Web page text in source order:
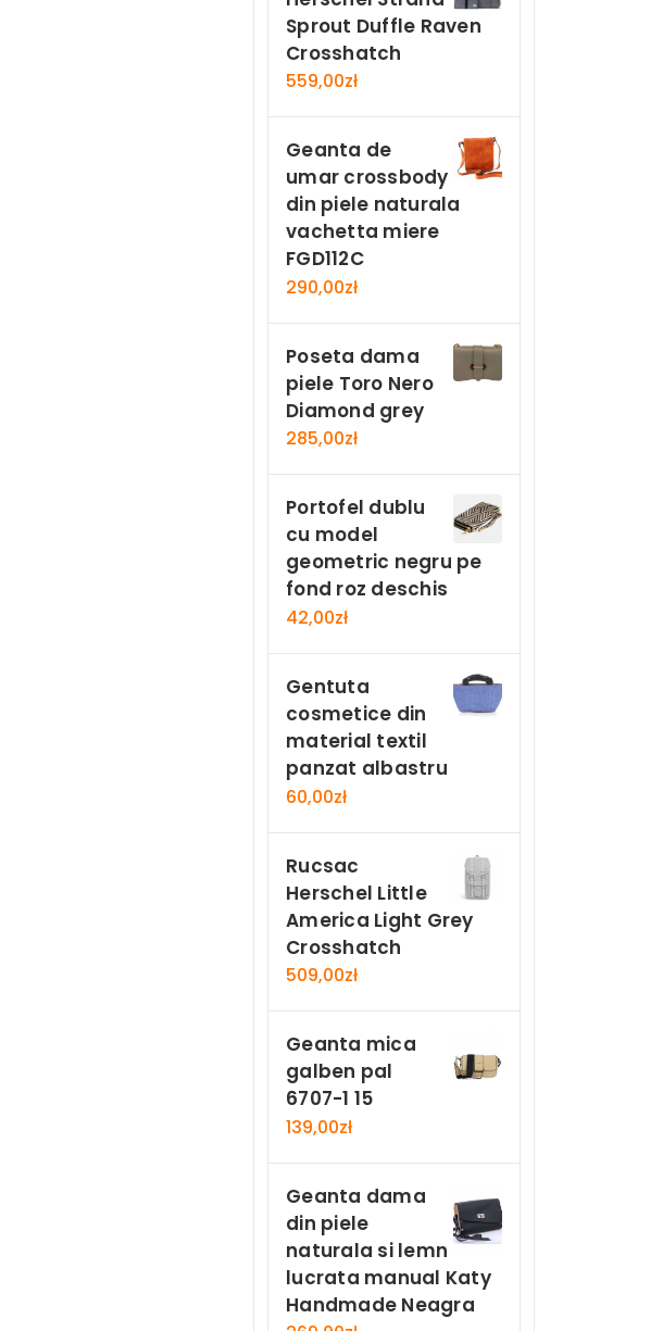
Sprout Duffle Raven
Crosshatch
559,00zł
Geanta de
umar crossbody
din piele naturala
vachetta miere
FGD112C
290,00zł
Poseta dama
piele Toro Nero
Diamond grey
285,00zł
Portofel dublu
cu model
geometric negru pe
fond roz deschis
42,00zł
Gentuta
cosmetice din
material textil
panzat albastru
60,00zł
Rucsac
Herschel Little
America Light Grey
Crosshatch
509,00zł
Geanta mica
galben pal
6707-1 15
139,00zł
Geanta dama
din piele
naturala si lemn
lucrata manual Katy
Handmade Neagra